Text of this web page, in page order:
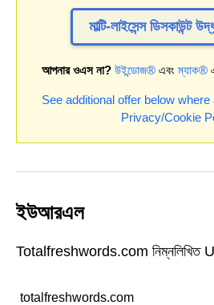
মাল্টি-লাইসেন্স ডিসকাউন্ট
আপনার ওএস না? উইন্ডোজ®এবংম্যাক®
See additional offer below where
Privacy/Cookie
ইউআরএল
Totalfreshwords.com নিম্নলিখিত
totalfreshwords.com